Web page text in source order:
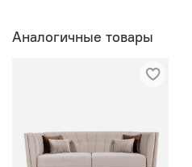
Аналогичные товары